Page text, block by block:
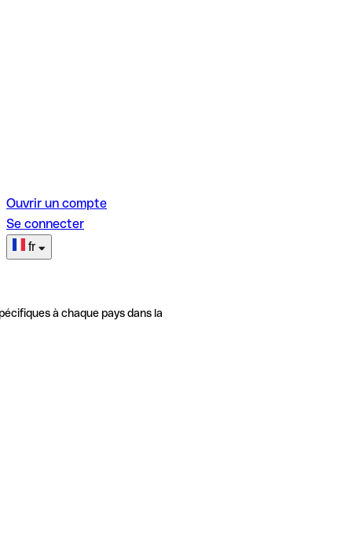
Ouvrir un compte
Se connecter
fr
à chaque pays dans la